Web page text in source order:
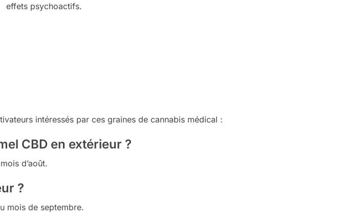
effets psychoactifs.
intéressés par ces graines de cannabis médical :
CBD en extérieur ?
d’août.
?
mois de septembre.